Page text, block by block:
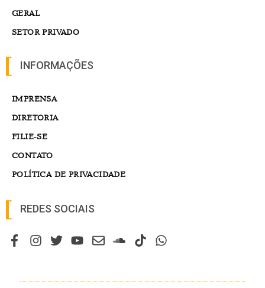
GERAL
SETOR PRIVADO
INFORMAÇÕES
IMPRENSA
DIRETORIA
FILIE-SE
CONTATO
POLÍTICA DE PRIVACIDADE
REDES SOCIAIS